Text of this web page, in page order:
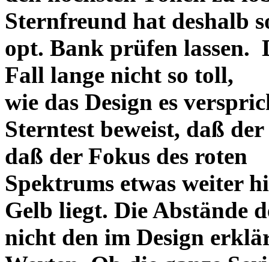
Sternfreund hat deshalb
opt. Bank prüfen lassen.
Fall lange nicht so toll,
wie das Design es
Sterntest beweist, daß
daß der Fokus des roten
Spektrums etwas weiter
Gelb liegt. Die Abstände
nicht den im Design